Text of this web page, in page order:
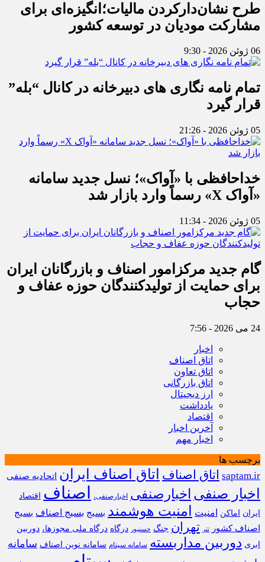
طرح نشان‌دارکردن مالیات؛انگیزه‌ای برای
مشارکت مودیان در توسعه کشور
06 ژوئن 2026 - 9:30
تمام نامه نگاری های دبیرخانه در کانال “بله”
قرار گیرد
05 ژوئن 2026 - 21:26
خداحافظی با «آواک»؛ نسل جدید سامانه
«آواک X» رسماً وارد بازار شد
05 ژوئن 2026 - 11:34
گام جدید مرکزامور اصناف و بازرگانان ایران
برای حمایت از تولیدکنندگان حوزه عفاف و
حجاب
24 می 2026 - 7:56
اخبار
اتاق اصناف
اتاق تعاون
اتاق بازرگانی
ارز دیجیتال
یادداشت
اقتصاد
آخرین اخبار
اخبار مهم
برچسب ها
saptam.ir اتاق اصناف اتاق اصناف ایران اتحادیه صنفی
اخبار صنفی اخبارصنفی اخبارصنفی، اصناف
اقتصاد
ایران
اماکن امنیت امنیت هوشمند بسیج بسیج اصناف بسیج
اصناف کشور
تتر تهران جنگ حسنپور درگاه درگاه ملی مجوزها، دوربین
ابری دوربین مداربسته سامانه سپتام سامانه نوین اصناف سامانه